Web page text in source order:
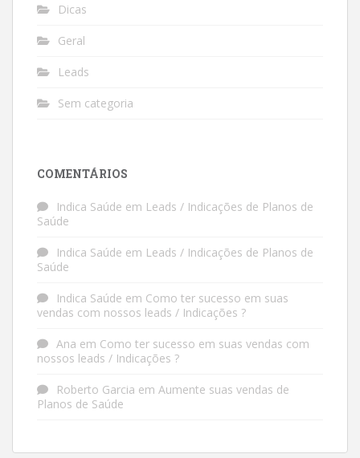
Dicas
Geral
Leads
Sem categoria
COMENTÁRIOS
Indica Saúde em Leads / Indicações de Planos de
Saúde
Indica Saúde em Leads / Indicações de Planos de
Saúde
Indica Saúde em Como ter sucesso em suas
vendas com nossos leads / Indicações ?
Ana em Como ter sucesso em suas vendas com
nossos leads / Indicações ?
Roberto Garcia em Aumente suas vendas de
Planos de Saúde